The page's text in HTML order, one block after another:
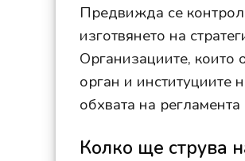
Предвижда се
изготвянето на
Организациите, които
орган и институциите
обхвата на
Колко ще струва